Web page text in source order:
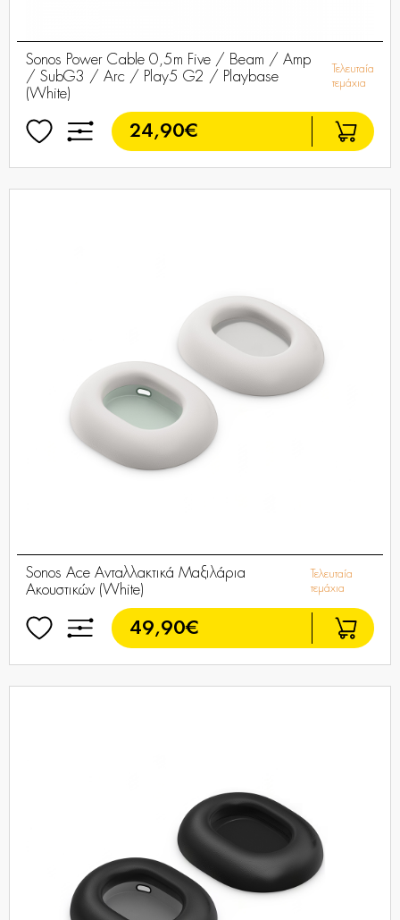
Sonos Power Cable 0,5m Five / Beam / Amp
/ SubG3 / Arc / Play5 G2 / Playbase
(White)
Τελευταία
τεμάχια
24,90€
Sonos Ace Ανταλλακτικά Μαξιλάρια
Ακουστικών (White)
Τελευταία
τεμάχια
49,90€